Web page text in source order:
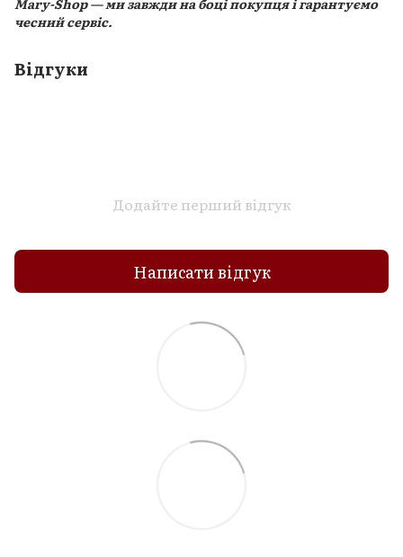
Mary-Shop — ми завжди на боці покупця і гарантуємо
чесний сервіс.
Відгуки
Додайте перший відгук
Написати відгук